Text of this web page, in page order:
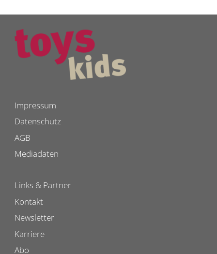
Impressum
Datenschutz
AGB
Mediadaten
Links & Partner
Kontakt
Newsletter
Karriere
Abo